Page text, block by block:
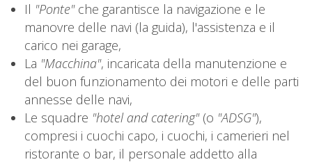
Il "Ponte"che garantisce la navigazione e le
manovre delle navi (la guida), l'assistenza e il
carico nei garage,
La "Macchina", incaricata della manutenzione e
del buon funzionamento dei motori e delle parti
annesse delle navi,
Le squadre "hotel and catering"(o "ADSG"),
compresi i cuochi capo, i cuochi, i camerieri nel
ristorante o bar, il personale addetto alla